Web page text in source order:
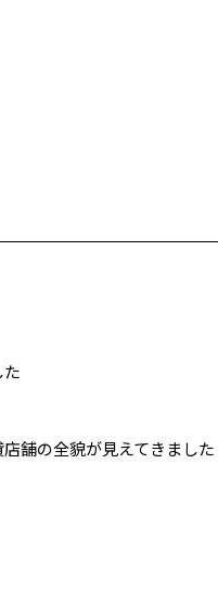
舗の全貌が見えてきました